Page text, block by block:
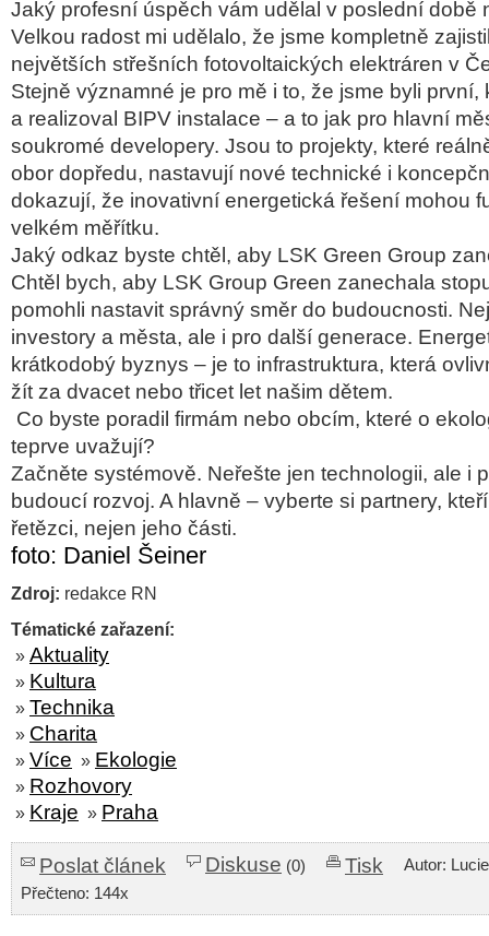
Jaký profesní úspěch vám udělal v poslední době
Velkou radost mi udělalo, že jsme kompletně
největších střešních fotovoltaických elektráren v
Stejně významné je pro mě i to, že jsme byli první,
a realizoval BIPV instalace – a to jak pro hlavní
soukromé developery. Jsou to projekty, které
obor dopředu, nastavují nové technické i
dokazují, že inovativní energetická řešení mohou
velkém měřítku.
Jaký odkaz byste chtěl, aby LSK Green Group
Chtěl bych, aby LSK Group Green zanechala
pomohli nastavit správný směr do budoucnosti.
investory a města, ale i pro další generace.
krátkodobý byznys – je to infrastruktura, která
žít za dvacet nebo třicet let našim dětem.
Co byste poradil firmám nebo obcím, které o
teprve uvažují?
Začněte systémově. Neřešte jen technologii, ale i
budoucí rozvoj. A hlavně – vyberte si partnery,
řetězci, nejen jeho části.
foto: Daniel Šeiner
Zdroj: redakce RN
Tématické zařazení:
» Aktuality
» Kultura
» Technika
» Charita
» Více » Ekologie
» Rozhovory
» Kraje » Praha
Poslat článek Diskuse (0) Tisk
Autor:
Přečteno: 144x